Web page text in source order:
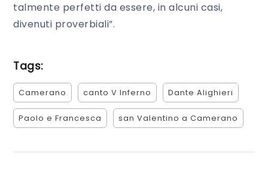
talmente perfetti da essere, in alcuni casi,
divenuti proverbiali”.
Tags:
Camerano canto V Inferno Dante Alighieri
Paolo e Francesca san Valentino a Camerano